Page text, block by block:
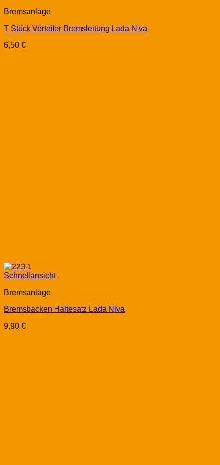
Bremsanlage
T Stück Verteiler Bremsleitung Lada Niva
6,50 €
Schnellansicht
Bremsanlage
Bremsbacken Haltesatz Lada Niva
9,90 €